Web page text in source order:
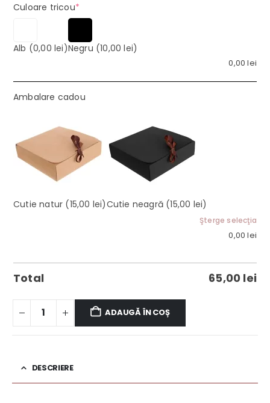
Culoare tricou*(required)
Alb (0,00 lei)Negru (10,00 lei)
0,00lei
Ambalare cadou
Cutie natur (15,00 lei)Cutie neagră (15,00 lei)
Şterge selecţia
0,00lei
Total 65,00 lei
ADAUGĂ ÎN COȘ
DESCRIERE